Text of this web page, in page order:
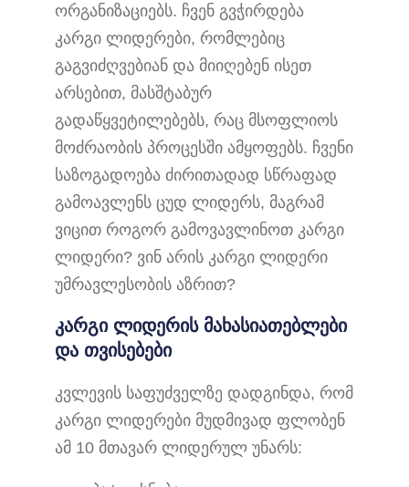
ორგანიზაციებს. ჩვენ გვჭირდება
კარგი ლიდერები, რომლებიც
გაგვიძღვებიან და მიიღებენ ისეთ
არსებით, მასშტაბურ
გადაწყვეტილებებს, რაც მსოფლიოს
მოძრაობის პროცესში ამყოფებს. ჩვენი
საზოგადოება ძირითადად სწრაფად
გამოავლენს ცუდ ლიდერს, მაგრამ
ვიცით როგორ გამოვავლინოთ კარგი
ლიდერი? ვინ არის კარგი ლიდერი
უმრავლესობის აზრით?
კარგი ლიდერის მახასიათებლები
და თვისებები
კვლევის საფუძველზე დადგინდა, რომ
კარგი ლიდერები მუდმივად ფლობენ
ამ 10 მთავარ ლიდერულ უნარს: